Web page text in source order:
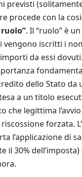
previsti
procede con la
. Il “ruolo” è
vengono iscritti i
da essi
dello Stato da
a un titolo
che legittima
forzata.
l’applicazione di
il 30% dell’imposta)